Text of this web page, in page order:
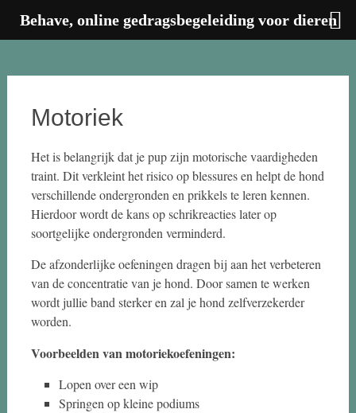
inhoudMotoriek
Het is belangrijk dat je pup zijn motorische vaardigheden
traint. Dit verkleint het risico op blessures en helpt de hond
verschillende ondergronden en prikkels te leren kennen.
Hierdoor wordt de kans op schrikreacties later op
soortgelijke ondergronden verminderd.
De afzonderlijke oefeningen dragen bij aan het verbeteren
van de concentratie van je hond. Door samen te werken
wordt jullie band sterker en zal je hond zelfverzekerder
worden.
Voorbeelden van motoriekoefeningen:
Lopen over een wip
Springen op kleine podiums
Behave, online gedragsbegeleiding voor dieren